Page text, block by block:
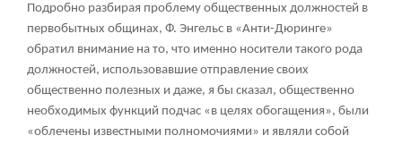
Подробно разбирая проблему общественных должностей в
первобытных общинах, Ф. Энгельс в «Анти-Дюринге»
обратил внимание на то, что именно носители такого рода
должностей, использовавшие отправление своих
общественно полезных и даже, я бы сказал, общественно
необходимых функций подчас «в целях обогащения», были
«облечены известными полномочиями» и являли собой